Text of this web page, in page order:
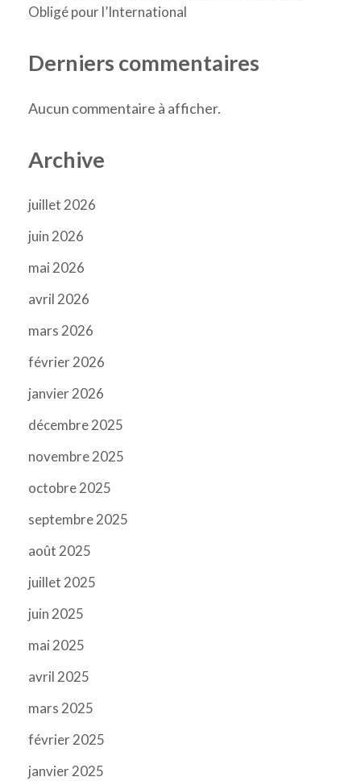
Obligé pour l’International
Derniers commentaires
Aucun commentaire à afficher.
Archive
juillet 2026
juin 2026
mai 2026
avril 2026
mars 2026
février 2026
janvier 2026
décembre 2025
novembre 2025
octobre 2025
septembre 2025
août 2025
juillet 2025
juin 2025
mai 2025
avril 2025
mars 2025
février 2025
janvier 2025